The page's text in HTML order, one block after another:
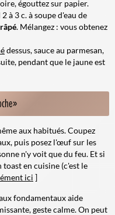
égouttez sur papier.
à 3 c. à soupe d'eau de
. Mélangez : vous obtenez
dessus, sauce au parmesan,
pendant que le jaune est
aux habitués. Coupez
puis posez l'œuf sur les
n'y voit que du feu. Et si
en cuisine (c'est le
ici ]
fondamentaux aide
geste calme. On peut